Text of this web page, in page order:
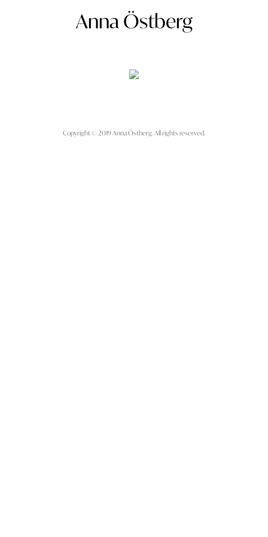
Anna Östberg
Copyright © 2019 Anna Östberg. All rights reserved.